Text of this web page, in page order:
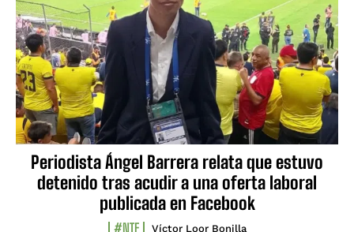
Periodista Ángel Barrera relata que estuvo
detenido tras acudir a una oferta laboral
publicada en Facebook
#NTF Víctor Loor Bonilla